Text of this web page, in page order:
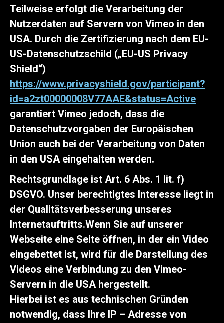
Teilweise erfolgt die Verarbeitung der
Nutzerdaten auf Servern von Vimeo in den
USA. Durch die Zertifizierung nach dem EU-
US-Datenschutzschild („EU-US Privacy
Shield“)
https://www.privacyshield.gov/participant?
id=a2zt00000008V77AAE&status=Active
garantiert Vimeo jedoch, dass die
Datenschutzvorgaben der Europäischen
Union auch bei der Verarbeitung von Daten
in den USA eingehalten werden.
Rechtsgrundlage ist Art. 6 Abs. 1 lit. f)
DSGVO. Unser berechtigtes Interesse liegt in
der Qualitätsverbesserung unseres
Internetauftritts.Wenn Sie auf unserer
Webseite eine Seite öffnen, in der ein Video
eingebettet ist, wird für die Darstellung des
Videos eine Verbindung zu den Vimeo-
Servern in die USA hergestellt.
Hierbei ist es aus technischen Gründen
notwendig, dass Ihre IP – Adresse von